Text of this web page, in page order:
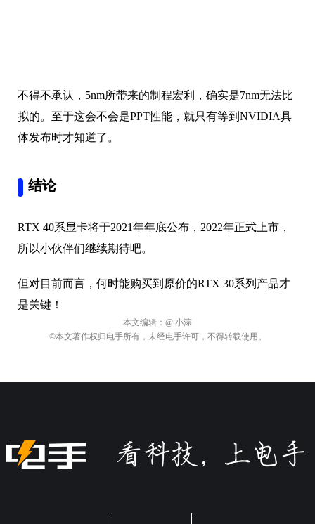
不得不承认，5nm所带来的制程宏利，确实是7nm无法比
拟的。至于这会不会是PPT性能，就只有等到NVIDIA具
体发布时才知道了。
结论
RTX 40系显卡将于2021年年底公布，2022年正式上市，
所以小伙伴们继续期待吧。
但对目前而言，何时能购买到原价的RTX 30系列产品才
是关键！
本文编辑： @ 小淙
©本文著作权归电手所有，未经电手许可，不得转载使用。